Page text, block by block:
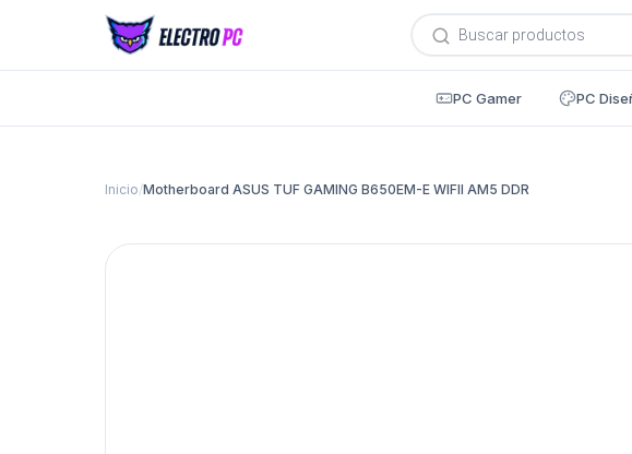
Búsqueda
de
productos
PC Gamer PC
Inicio/Motherboard ASUS TUF GAMING B650EM-E WIFII AM5 DDR